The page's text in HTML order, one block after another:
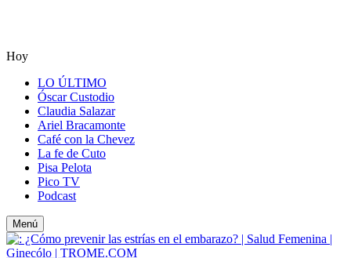
Hoy
LO ÚLTIMO
Óscar Custodio
Claudia Salazar
Ariel Bracamonte
Café con la Chevez
La fe de Cuto
Pisa Pelota
Pico TV
Podcast
Menú